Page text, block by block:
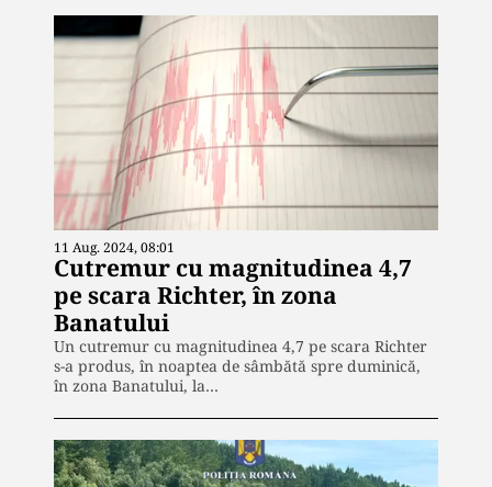
11 Aug. 2024, 08:01
Cutremur cu magnitudinea 4,7
pe scara Richter, în zona
Banatului
Un cutremur cu magnitudinea 4,7 pe scara Richter
s-a produs, în noaptea de sâmbătă spre duminică,
în zona Banatului, la…